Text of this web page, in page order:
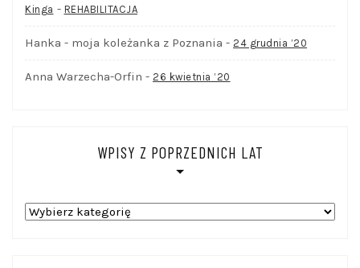
Kinga - REHABILITACJA
Hanka - moja koleżanka z Poznania - 24 grudnia ’20
Anna Warzecha-Orfin - 26 kwietnia ’20
WPISY Z POPRZEDNICH LAT
WPISY